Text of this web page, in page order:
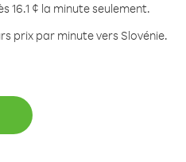
16.1 ¢ la minute seulement.
prix par minute vers Slovénie.